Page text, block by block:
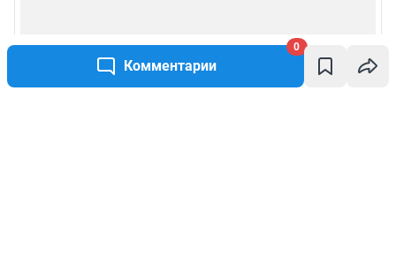
Комментарии
0